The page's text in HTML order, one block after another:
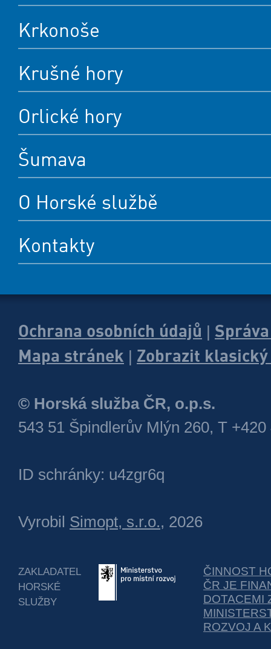
Krkonoše
Krušné hory
Orlické hory
Šumava
O Horské službě
Kontakty
Ochrana osobních údajů
Mapa stránek
Zobrazit
© Horská služba ČR, o.p.s.
543 51 Špindlerův Mlýn 260, T +420
ID schránky: u4zgr6q
Vyrobil Simopt, s.r.o., 2026
ZAKLADATEL
HORSKÉ
SLUŽBY
ČINNOST
ČR JE
DOTACEMI
ROZVOJ A